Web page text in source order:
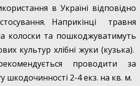
в Україні відповідно
Наприкінці травня
колоски та пошкоджуватимуть
культур хлібні жуки (кузька).
проводити за
шкодочинності 2-4 екз. на кв. м.